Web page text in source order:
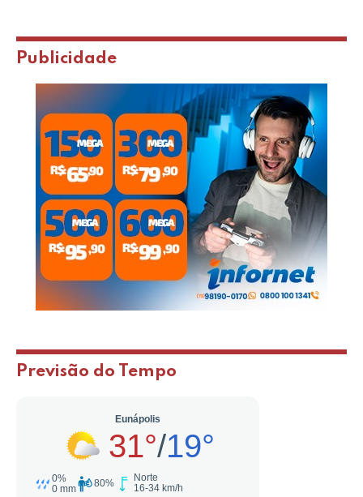
Publicidade
Previsão do Tempo